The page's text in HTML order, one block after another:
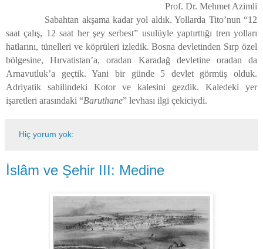
Prof. Dr. Mehmet Azimli
Sabahtan akşama kadar yol aldık. Yollarda Tito’nun “12
saat çalış, 12 saat her şey serbest” usulüyle yaptırttığı tren yolları
hatlarını, tünelleri ve köprüleri izledik. Bosna devletinden Sırp özel
bölgesine, Hırvatistan’a, oradan Karadağ devletine oradan da
Arnavutluk’a geçtik. Yani bir günde 5 devlet görmüş olduk.
Adriyatik sahilindeki Kotor ve kalesini gezdik. Kaledeki yer
işaretleri arasındaki “Baruthane” levhası ilgi çekiciydi.
Hiç yorum yok:
İslâm ve Şehir III: Medine